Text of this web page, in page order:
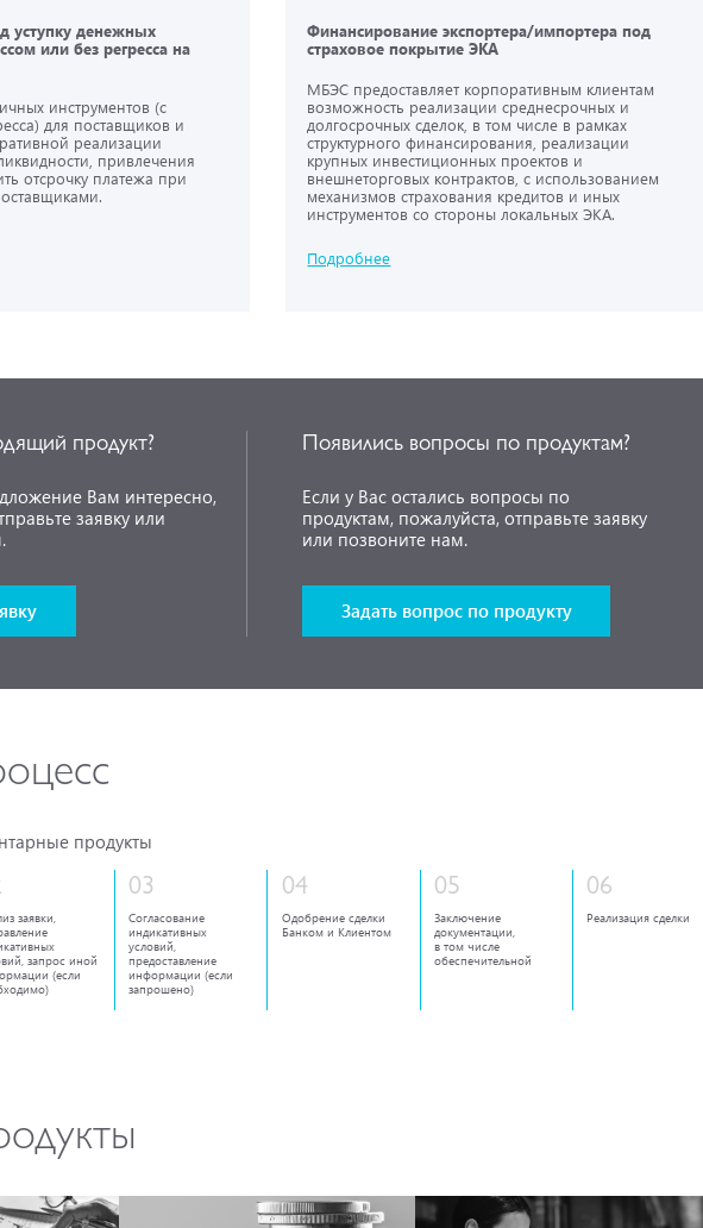
уступку денежных
или без регресса на
инструментов (с
для поставщиков и
реализации
привлечения
отсрочку платежа при
Финансирование экспортера/импортера под
страховое покрытие ЭКА
МБЭС предоставляет корпоративным клиентам
возможность реализации среднесрочных и
долгосрочных сделок, в том числе в рамках
структурного финансирования, реализации
крупных инвестиционных проектов и
внешнеторговых контрактов, с использованием
механизмов страхования кредитов и иных
инструментов со стороны локальных ЭКА.
Подробнее
продукт?
Вам интересно,
заявку или
Появились вопросы по продуктам?
Если у Вас остались вопросы по
продуктам, пожалуйста, отправьте заявку
или позвоните нам.
Задать вопрос по продукту
продукты
заявки,
запрос иной
(если
03
Согласование
индикативных
условий,
предоставление
информации (если
запрошено)
04
Одобрение сделки
Банком и Клиентом
05
Заключение
документации,
в том числе
обеспечительной
06
Реализация сделки